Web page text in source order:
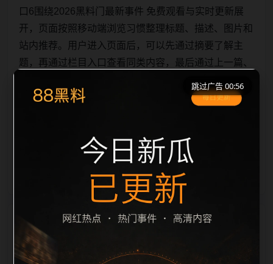
口6围绕2026黑料门最新事件 免费观看与实时更新展
开，页面按照移动端浏览习惯整理标题、描述、图片和
站内推荐。用户进入页面后，可以先通过摘要了解主
题，再通过栏目入口查看同类内容，最后通过上一篇、
一致性，避免无关关键词堆砌，也避免多个站点同步发
理解页面主题。后续采集时将继续执行远程图片本地
化、坏图默认图兜底、标
栏目内容归集
题重复过滤和 description 长度检查。栏目内容按每日
跳过广告 00:56